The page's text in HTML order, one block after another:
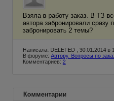
Взяла в работу заказ. В ТЗ
автора забронировали
забронировать 2 темы?
Написала: DELETED , 30.01.2014 в
В форуме: Автору. Вопросы по
Комментариев: 2
Комментарии